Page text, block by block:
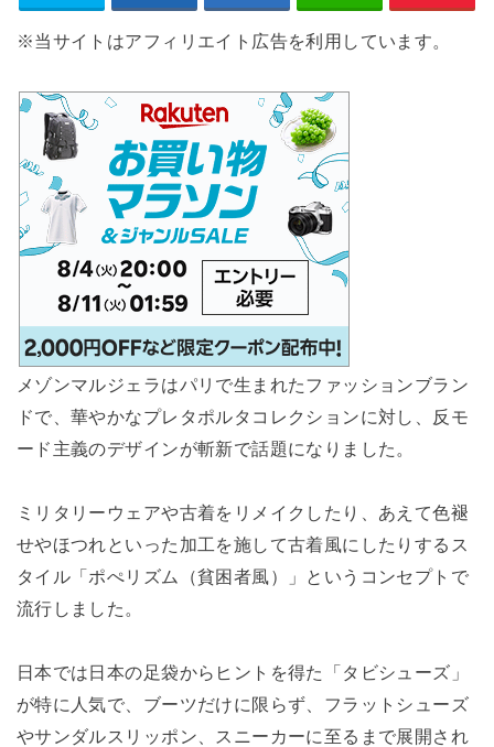
※当サイトはアフィリエイト広告を利用しています。
メゾンマルジェラはパリで生まれたファッションブラン
ドで、華やかなプレタポルタコレクションに対し、反モ
ード主義のデザインが斬新で話題になりました。
ミリタリーウェアや古着をリメイクしたり、あえて色褪
せやほつれといった加工を施して古着風にしたりするス
タイル「ポぺリズム（貧困者風）」というコンセプトで
流行しました。
日本では日本の足袋からヒントを得た「タビシューズ」
が特に人気で、ブーツだけに限らず、フラットシューズ
やサンダルスリッポン、スニーカーに至るまで展開され